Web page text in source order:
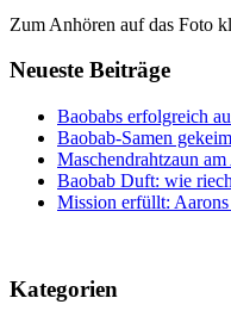
Zum Anhören auf das Foto
Neueste Beiträge
Baobabs erfolgreich
Baobab-Samen
Maschendrahtzaun
Baobab Duft: wie
Mission erfüllt:
Kategorien